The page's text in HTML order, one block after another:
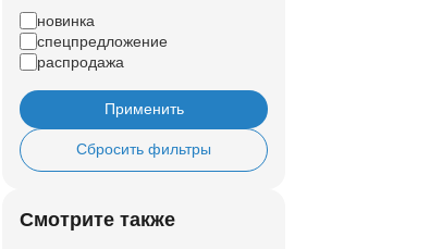
новинка
спецпредложение
распродажа
Применить
Сбросить фильтры
Смотрите также